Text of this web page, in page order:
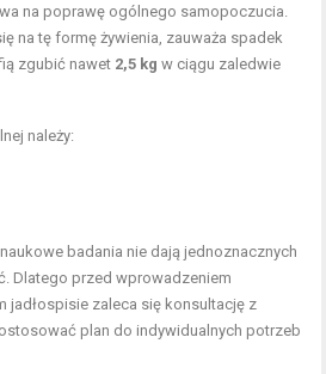
na poprawę ogólnego samopoczucia.
na tę formę żywienia, zauważa spadek
zgubić nawet 2,5 kg w ciągu zaledwie
należy:
badania nie dają jednoznacznych
Dlatego przed wprowadzeniem
jadłospisie zaleca się konsultację z
plan do indywidualnych potrzeb